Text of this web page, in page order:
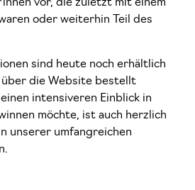
vor, die zuletzt mit einem
oder weiterhin Teil des
sind heute noch erhältlich
über die Website bestellt
intensiveren Einblick in
möchte, ist auch herzlich
unserer umfangreichen